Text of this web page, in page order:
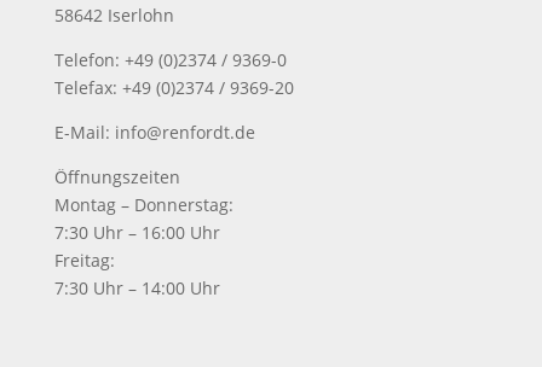
58642 Iserlohn
Telefon: +49 (0)2374 / 9369-0
Telefax: +49 (0)2374 / 9369-20
E-Mail: info@renfordt.de
Öffnungszeiten
Montag – Donnerstag:
7:30 Uhr – 16:00 Uhr
Freitag:
7:30 Uhr – 14:00 Uhr